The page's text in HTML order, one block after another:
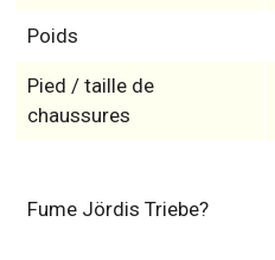
Poids
Pied / taille de
chaussures
Fume Jördis Triebe?